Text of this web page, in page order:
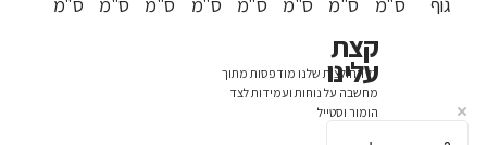
כל החולצות שלנו מודפסות מתוך
מחשבה על נוחות ועמידות לצד
הומור וסטייל
קצת
עלינו